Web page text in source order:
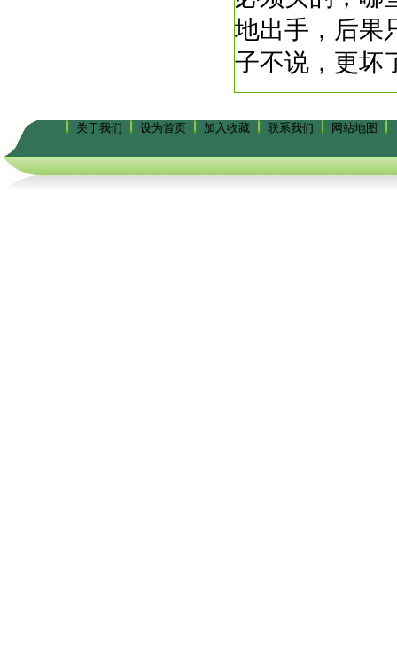
地出手，后果
子不说，更坏
关于我们 设为首页 加入收藏 联系我们 网站地图